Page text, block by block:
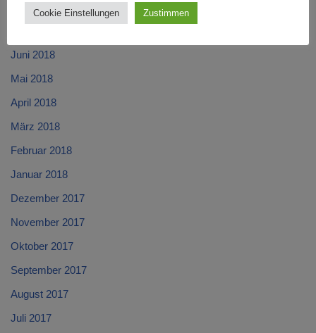
August 2018
Juni 2018
Mai 2018
April 2018
März 2018
Februar 2018
Januar 2018
Dezember 2017
November 2017
Oktober 2017
September 2017
August 2017
Juli 2017
Cookie Einstellungen Zustimmen